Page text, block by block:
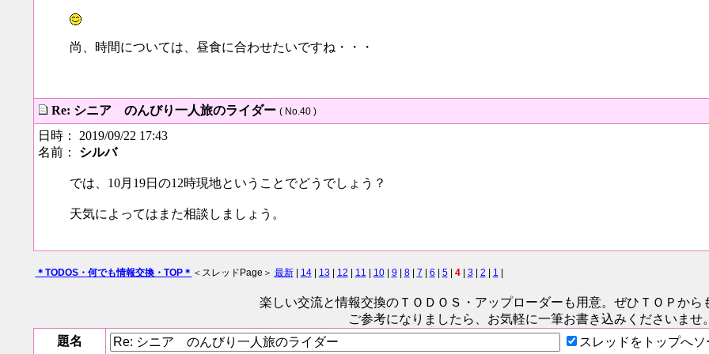
尚、時間については、昼食に合わせたいですね・・・
Re: シニア のんびり一人旅のライダー ( No.40 )
日時： 2019/09/22 17:43
名前： シルバ
では、10月19日の12時現地ということでどうでしょう？
天気によってはまた相談しましょう。
＊TODOS・何でも情報交換・TOP＊ ＜スレッドPage＞ 最新| 14| 13 12 11 10| 9 8| 7 6 5| 4| 3 2 1
楽しい交流と情報交換のＴＯＤＯＳ ・アップローダーも用意。ぜひＴＯＰから
ご参考になりましたら、お気軽に一筆お書き込みくださいませ。
題名
スレッドをトップへソ